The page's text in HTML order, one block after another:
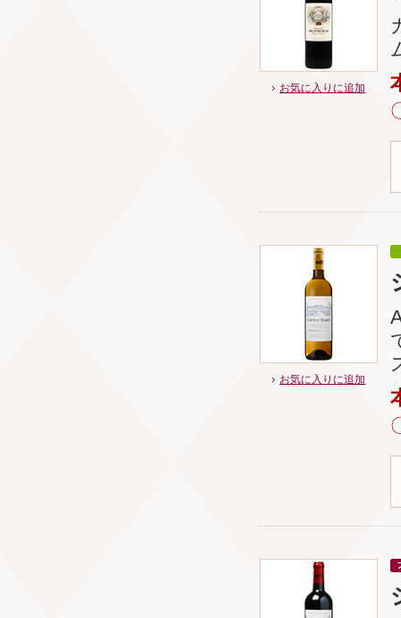
お気に入りに追加
お気に入りに追加